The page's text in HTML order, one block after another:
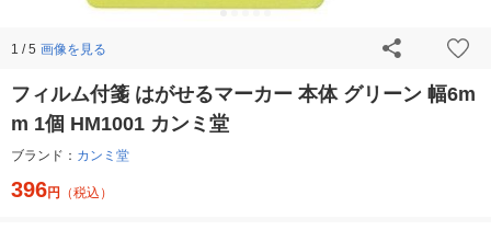
1 / 5 画像を見る
フィルム付箋 はがせるマーカー 本体 グリーン 幅6m
m 1個 HM1001 カンミ堂
ブランド： カンミ堂
396円 （税込）